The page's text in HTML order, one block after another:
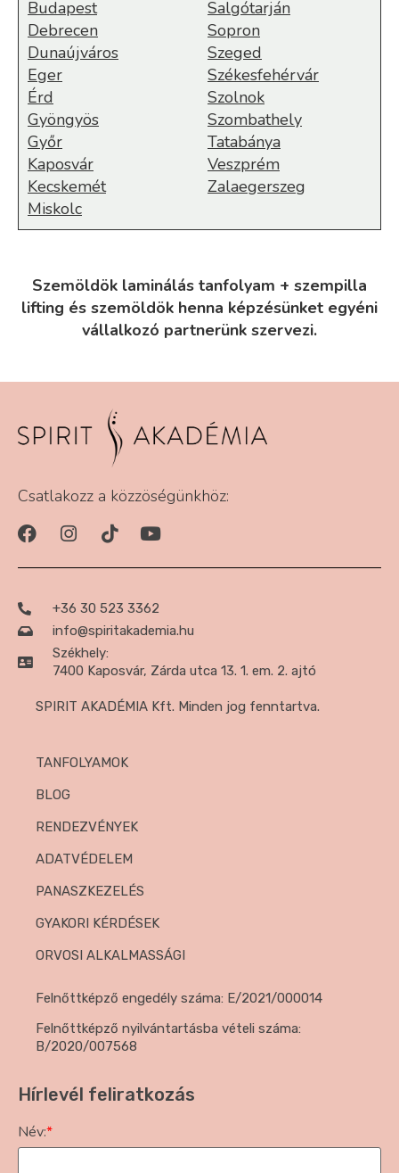
Budapest
Debrecen
Dunaújváros
Eger
Érd
Gyöngyös
Győr
Kaposvár
Kecskemét
Miskolc
Salgótarján
Sopron
Szeged
Székesfehérvár
Szolnok
Szombathely
Tatabánya
Veszprém
Zalaegerszeg
Szemöldök laminálás tanfolyam + szempilla
lifting és szemöldök henna képzésünket egyéni
vállalkozó partnerünk szervezi.
Csatlakozz a közzöségünkhöz:
+36 30 523 3362
info@spiritakademia.hu
Székhely:
7400 Kaposvár, Zárda utca 13. 1. em. 2. ajtó
SPIRIT AKADÉMIA Kft. Minden jog fenntartva.
TANFOLYAMOK
BLOG
RENDEZVÉNYEK
ADATVÉDELEM
PANASZKEZELÉS
GYAKORI KÉRDÉSEK
ORVOSI ALKALMASSÁGI
Felnőttképző engedély száma: E/2021/000014
Felnőttképző nyilvántartásba vételi száma:
B/2020/007568
Hírlevél feliratkozás
Név:*